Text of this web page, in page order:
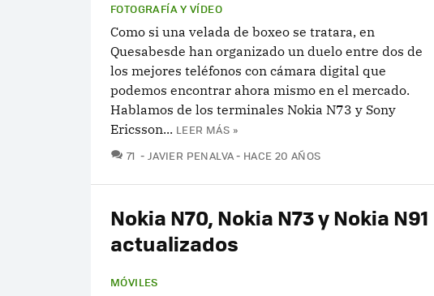
FOTOGRAFÍA Y VÍDEO
Como si una velada de boxeo se tratara, en
Quesabesde han organizado un duelo entre dos de
los mejores teléfonos con cámara digital que
podemos encontrar ahora mismo en el mercado.
Hablamos de los terminales Nokia N73 y Sony
Ericsson... LEER MÁS »
71 COMENTARIOS
JAVIER PENALVA HACE 20 AÑOS
Nokia N70, Nokia N73 y Nokia N91
actualizados
MÓVILES